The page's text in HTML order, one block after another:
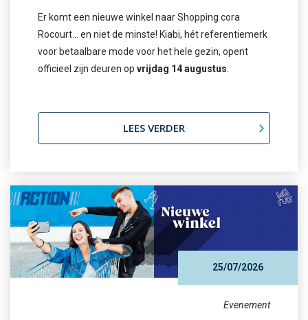
Er komt een nieuwe winkel naar Shopping cora
Rocourt… en niet de minste! Kiabi, hét referentiemerk
voor betaalbare mode voor het hele gezin, opent
officieel zijn deuren op vrijdag 14 augustus
LEES VERDER
25/07/2026
Evenement